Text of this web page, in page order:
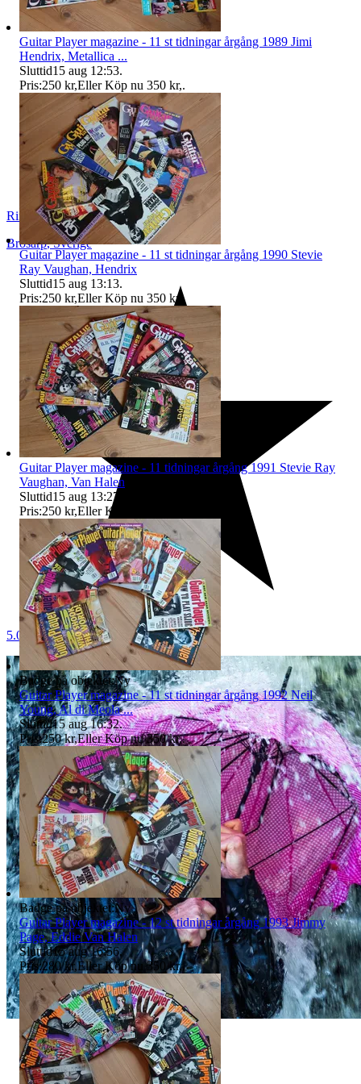
Rimforce
Brösarp,Sverige
5.0
Guitar Player magazine - 11 st tidningar årgång 1989 Jimi
Hendrix, Metallica ...
Sluttid15 aug 12:53.
Pris:250 kr,Eller Köp nu 350 kr,.
Guitar Player magazine - 11 st tidningar årgång 1990 Stevie
Ray Vaughan, Hendrix
Sluttid15 aug 13:13.
Pris:250 kr,Eller Köp nu 350 kr .
Guitar Player magazine - 11 tidningar årgång 1991 Stevie Ray
Vaughan, Van Halen
Sluttid15 aug 13:27
Pris:250 kr,Eller Köp nu
Badge på objektet:Ny
Guitar Player magazine - 11 st tidningar årgång 1992 Neil
Young, Al di Meola ...
Sluttid15 aug 16:32.
Pris:250 kr,Eller Köp nu 350 kr,.
Badge på objektet:Ny
Guitar Player magazine - 12 st tidningar årgång 1993 Jimmy
Page, Eddie Van Halen
Sluttid15 aug 16:56.
Pris:280 kr,Eller Köp nu 350 kr,.